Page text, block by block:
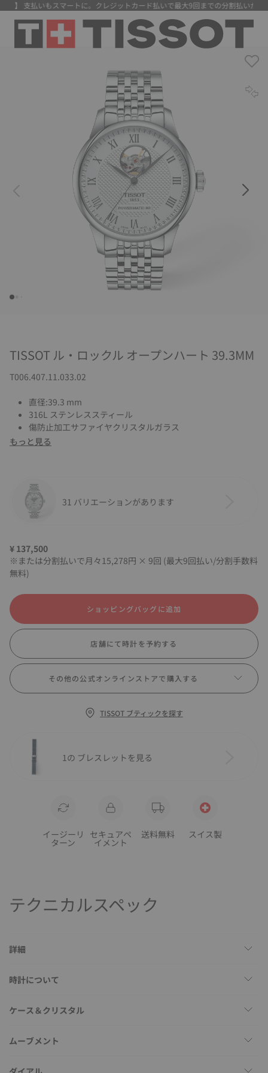
】 支払いもスマートに。クレジットカード払いで最大9回までの分割払いが可能
TISSOT ル・ロックル オープンハート 39.3MM
T006.407.11.033.02
直径:39.3 mm
316L ステンレススティール
傷防止加工サファイヤクリスタルガラス
もっと見る
31 バリエーションがあります
¥ 137,500
※または分割払いで月々15,278円 × 9回 (最大9回払い/分割手数料
無料)
ショッピングバッグに追加
店舗にて時計を予約する
その他の公式オンラインストアで購入する
TISSOT ブティックを探す
1の ブレスレットを見る
イージーリ
ターン
セキュアペ
イメント
送料無料 スイス製
テクニカルスペック
詳細
時計について
ケース＆クリスタル
ムーブメント